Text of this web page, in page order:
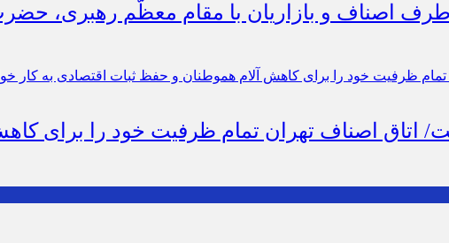
طرف اصناف و بازاریان با مقام معظّم رهبری،
اتاق اصناف تهران تمام ظرفیت خود را برای